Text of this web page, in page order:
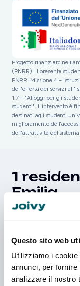
Questo sito web
Utilizziamo i
annunci, per
analizzare il nostro
Progetto finanziato
(PNRR). Il presente
PNRR, Missione 4 –
dell'offerta dei servizi
1.7 – "Alloggi per gli
studenti". L'intervento è
destinati agli studenti
miglioramento
dell'attrattività del
1
Emilia
Nuova struttura